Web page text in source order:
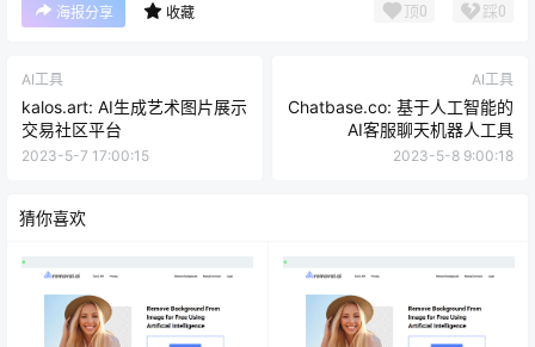
海报分享 收藏 顶0 踩0
AI工具
kalos.art: AI生成艺术图片展示
交易社区平台
2023-5-7 17:00:15
AI工具
Chatbase.co: 基于人工智能的
AI客服聊天机器人工具
2023-5-8 9:00:18
猜你喜欢